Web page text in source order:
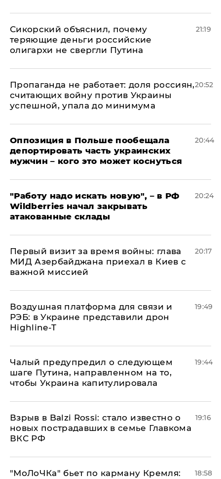
Сикорский объяснил, почему
теряющие деньги российские
олигархи не свергли Путина
21:19
​Пропаганда не работает: доля россиян,
считающих войну против Украины
успешной, упала до минимума
20:52
Оппозиция в Польше пообещала
депортировать часть украинских
мужчин – кого это может коснуться
20:44
"Работу надо искать новую", – в РФ
Wildberries начал закрывать
атакованные склады
20:24
Первый визит за время войны: глава
МИД Азербайджана приехал в Киев с
важной миссией
20:17
Воздушная платформа для связи и
РЭБ: в Украине представили дрон
Highline-T
19:49
Чалый предупредил о следующем
шаге Путина, направленном на то,
чтобы Украина капитулировала
19:44
Взрыв в Balzi Rossi: стало известно о
новых пострадавших в семье Главкома
ВКС РФ
19:16
​"МоЛоЧКа" бьет по карману Кремля:
18:58